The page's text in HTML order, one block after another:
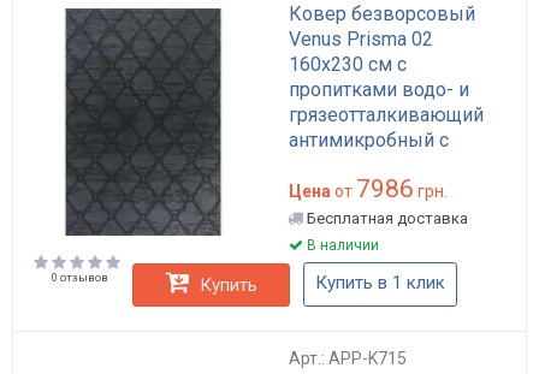
Ковер безворсовый
Venus Prisma 02
160x230 см с
пропитками водо- и
грязеотталкивающий
антимикробный с
черно-серый арт: APP-
K707
Цена от 7986 грн.
Бесплатная доставка
В наличии
0 отзывов Купить Купить в 1 клик
Арт.: APP-K715